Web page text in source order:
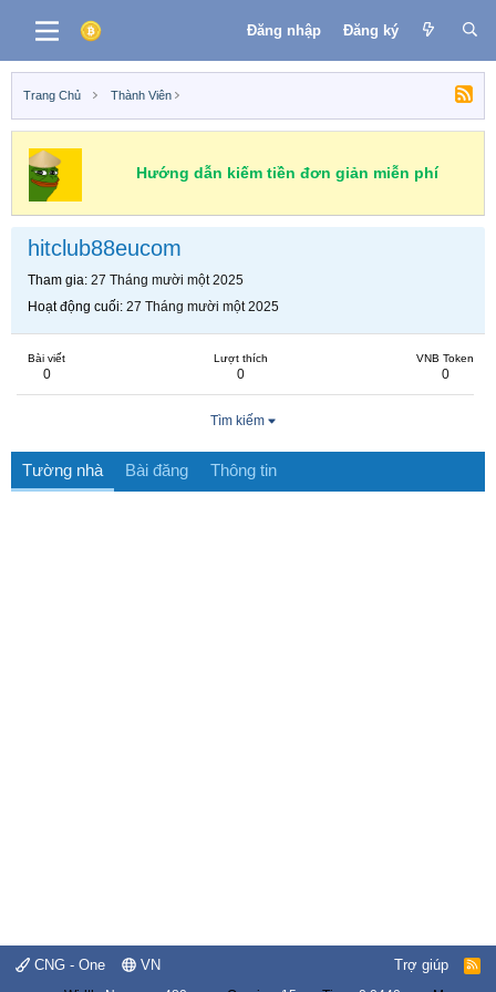
Đăng nhập Đăng ký
Trang Chủ Thành Viên
Hướng dẫn kiếm tiền đơn giản miễn phí
hitclub88eucom
Tham gia 27 Tháng mười một 2025
Hoạt động cuối 27 Tháng mười một 2025
Bài viết
0
Lượt thích
0
VNB Token
0
Tìm kiếm
Tường nhà Bài đăng Thông tin
CNG - One VN Trợ giúp
R